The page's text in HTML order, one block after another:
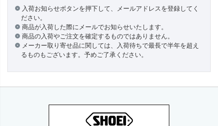
入荷お知らせボタンを押下して、メールアドレスを登録してく
ださい。
商品が入荷した際にメールでお知らせいたします。
商品の入荷やご注文を確定するものではありません。
メーカー取り寄せ品に関しては、入荷待ちで最長で半年を超え
るものもございます。予めご了承ください。